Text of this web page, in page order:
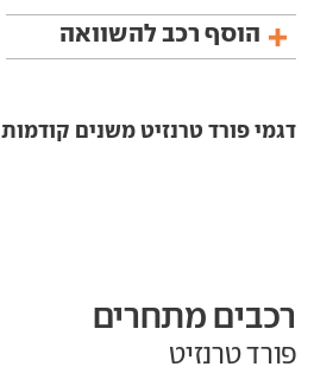
הוסף רכב להשוואה
דגמי פורד טרנזיט משנים קודמות
רכבים מתחרים
פורד טרנזיט